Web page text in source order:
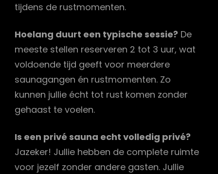
tijdens de rustmomenten.
Hoelang duurt een typische sessie? De
meeste stellen reserveren 2 tot 3 uur, wat
voldoende tijd geeft voor meerdere
saunagangen én rustmomenten. Zo
kunnen jullie écht tot rust komen zonder
gehaast te voelen.
Is een privé sauna echt volledig privé?
Jazeker! Jullie hebben de complete ruimte
voor jezelf zonder andere gasten. Jullie